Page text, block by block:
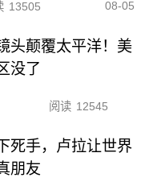
13505 08-05
头颠覆太平洋！美
没了
阅读 12545
死手，卢拉让世界
朋友